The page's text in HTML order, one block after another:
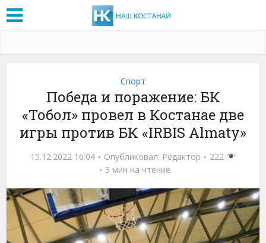
Спорт
Победа и поражение: БК
«Тобол» провел в Костанае две
игры против БК «IRBIS Almaty»
15.12.2022 16:04 Опубликовал: Редактор
222
3 мин на чтение